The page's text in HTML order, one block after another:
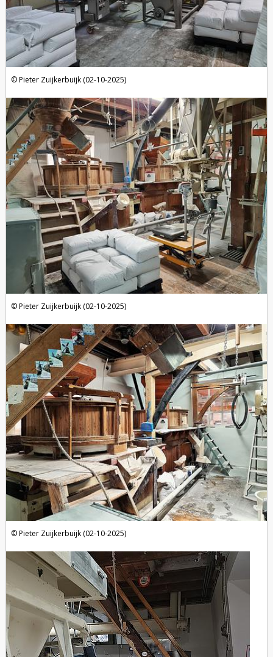
Pieter Zuijkerbuijk (02-10-2025)
Pieter Zuijkerbuijk (02-10-2025)
Pieter Zuijkerbuijk (02-10-2025)